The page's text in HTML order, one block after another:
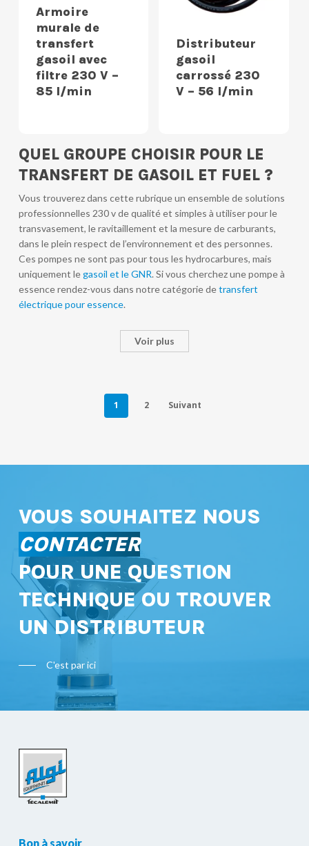
Armoire
murale de
transfert
gasoil avec
filtre 230 V –
85 l/min
Distributeur
gasoil
carrossé 230
V – 56 l/min
QUEL GROUPE CHOISIR POUR LE
TRANSFERT DE GASOIL ET FUEL ?
Vous trouverez dans cette rubrique un ensemble de solutions
professionnelles 230 v de qualité et simples à utiliser pour le
transvasement, le ravitaillement et la mesure de carburants,
dans le plein respect de l’environnement et des personnes.
Ces pompes ne sont pas pour tous les hydrocarbures, mais
uniquement legasoil et le GNR. Si vous cherchez une pompe à
essence rendez-vous dans notre catégorie detransfert
électrique pour essence.
Voir plus
1 2 Suivant
VOUS SOUHAITEZ NOUS
CONTACTER
POUR UNE QUESTION
TECHNIQUE OU TROUVER
UN DISTRIBUTEUR
C'est par ici
Bon à savoir